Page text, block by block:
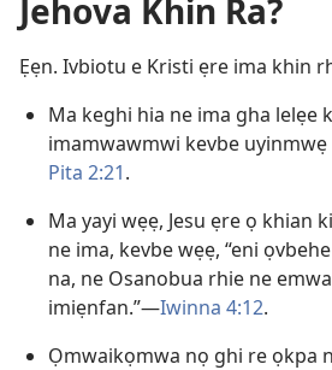
Jehova Khin Ra?
Ẹẹn. Ivbiotu e Kristi ẹre ima khin
Ma keghi hia ne ima gha lelẹe
imamwawmwi kevbe
Pita 2:21.
Ma yayi wẹẹ, Jesu ẹre ọ khian
ne ima, kevbe wẹẹ, “eni
na, ne Osanobua rhie ne
imiẹnfan.”—Iwinna 4:12.
Ọmwaikọmwa nọ ghi re ọkpa